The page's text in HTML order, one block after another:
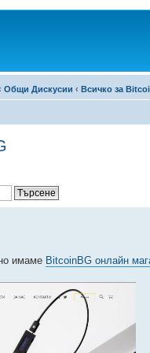
Общи Дискусии ‹ Всичко за
имаме BitcoinBG онлайн